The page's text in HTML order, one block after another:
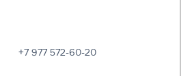
+7 977 572-60-20